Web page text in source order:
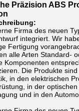
Präzision ABS
Firma des neuen
integriert. Wir
Fertigung
alle Arten Standard-
Komponenten
Die Produkte
in den elektrischen
in der optischen
und in den